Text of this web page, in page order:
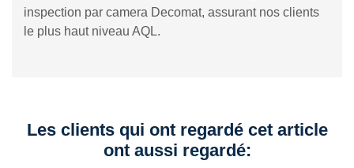
inspection par camera Decomat, assurant nos clients
le plus haut niveau AQL.
Les clients qui ont regardé cet article
ont aussi regardé: